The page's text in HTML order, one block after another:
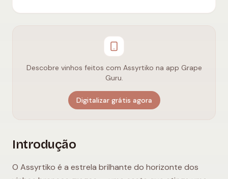
Descobre vinhos feitos com Assyrtiko na app Grape
Guru.
Digitalizar grátis agora
Introdução
O Assyrtiko é a estrela brilhante do horizonte dos